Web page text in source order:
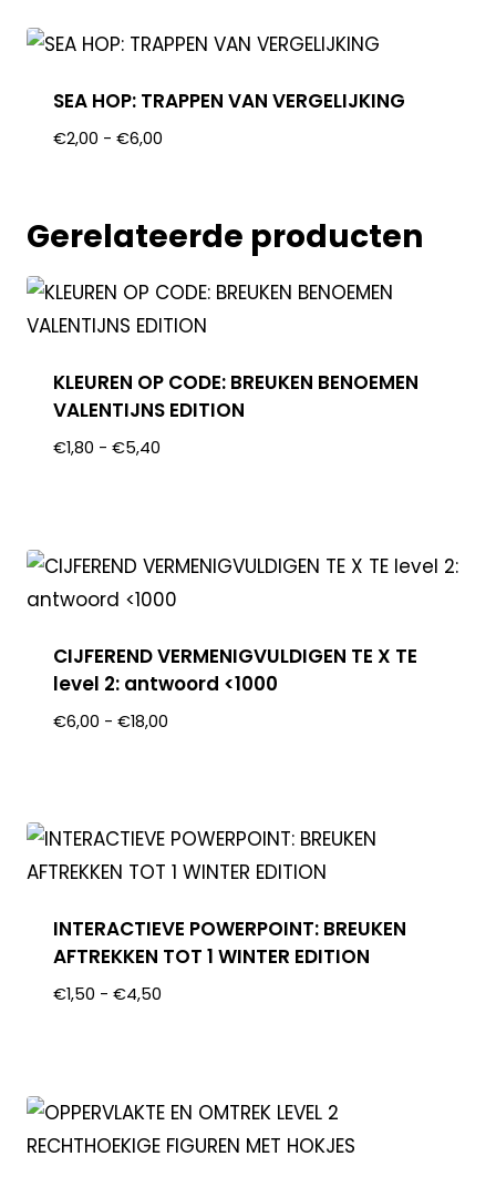
SEA HOP: TRAPPEN VAN VERGELIJKING
€2,00 - €6,00
Gerelateerde producten
KLEUREN OP CODE: BREUKEN BENOEMEN
VALENTIJNS EDITION
€1,80 - €5,40
CIJFEREND VERMENIGVULDIGEN TE X TE
level 2: antwoord <1000
€6,00 - €18,00
INTERACTIEVE POWERPOINT: BREUKEN
AFTREKKEN TOT 1 WINTER EDITION
€1,50 - €4,50